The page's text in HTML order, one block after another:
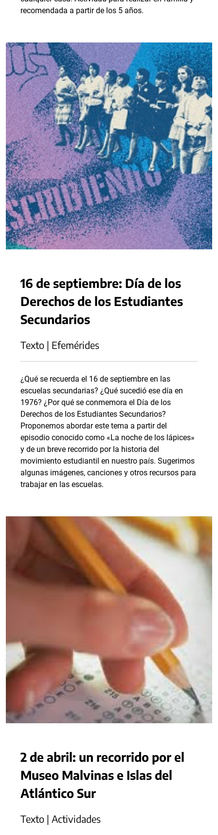
recomendada a partir de los 5 años.
16 de septiembre: Día de los
Derechos de los Estudiantes
Secundarios
Texto | Efemérides
¿Qué se recuerda el 16 de septiembre en las
escuelas secundarias? ¿Qué sucedió ese día en
1976? ¿Por qué se conmemora el Día de los
Derechos de los Estudiantes Secundarios?
Proponemos abordar este tema a partir del
episodio conocido como «La noche de los lápices»
y de un breve recorrido por la historia del
movimiento estudiantil en nuestro país. Sugerimos
algunas imágenes, canciones y otros recursos para
trabajar en las escuelas.
2 de abril: un recorrido por el
Museo Malvinas e Islas del
Atlántico Sur
Texto | Actividades